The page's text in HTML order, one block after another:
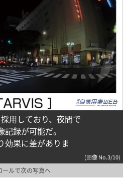
用しており、夜間で
録が可能だ。
果に差がありま
(画像 No.3/10)
ールで次の写真へ